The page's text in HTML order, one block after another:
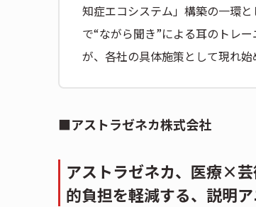
知症エコシステム」構築の一環
で“ながら聞き”による耳のトレ
が、各社の具体施策として現れ始
■アストラゼネカ株式会社
アストラゼネカ、医療×
的負担を軽減する、説明